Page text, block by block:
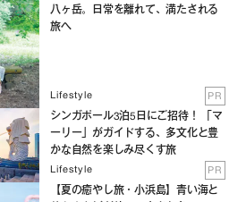
八ヶ岳。日常を離れて、満たされる
旅へ
Lifestyle PR
シンガポール3泊5日にご招待！ 「マ
ーリー」がガイドする、多文化と豊
かな自然を楽しみ尽くす旅
Lifestyle PR
【夏の癒やし旅・小浜島】青い海と